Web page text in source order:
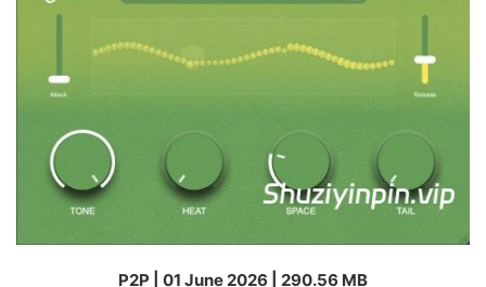
P2P | 01 June 2026 | 290.56 MB